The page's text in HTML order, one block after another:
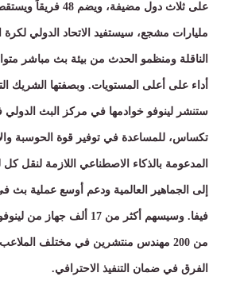
على ثلاث دول مضيفة، ويضم 48 فريقاً
مليارات مشجع، سيستفيد الاتحاد الدولي لكرة
الناقلة ومنظمو الحدث من بيئة بث مباشر
أداء على أعلى المستويات. وبصفتها الشريك
ستنشر لينوفو خوادمها في مركز البث
تكساس، للمساعدة في توفير قوة الحوسبة
المدعومة بالذكاء الاصطناعي اللازمة لنقل
إلى الجماهير العالمية ودعم أوسع عملية بث
فيفا. وسيسهم أكثر من 17 ألف جهاز من
من 200 مهندس منتشرين في مختلف الملاعب
الفرق في ضمان التنفيذ الاحترافي.